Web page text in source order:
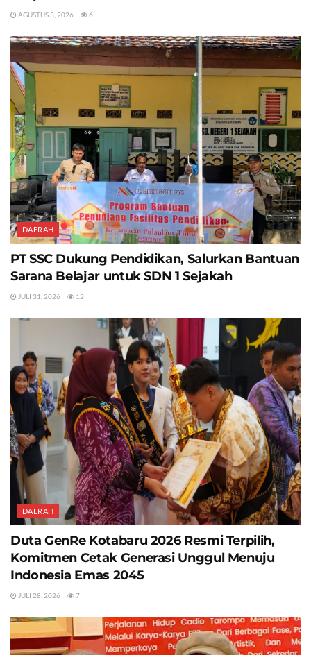
AGUSTUS 3, 2026 6
DAERAH
PT SSC Dukung Pendidikan, Salurkan Bantuan
Sarana Belajar untuk SDN 1 Sejakah
JULI 31, 2026 12
DAERAH
Duta GenRe Kotabaru 2026 Resmi Terpilih,
Komitmen Cetak Generasi Unggul Menuju
Indonesia Emas 2045
JULI 28, 2026 7